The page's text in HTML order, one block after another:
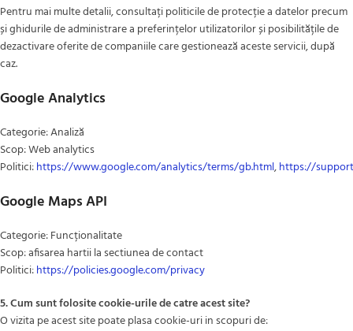
Pentru mai multe detalii, consultați politicile de protecție a datelor precum
și ghidurile de administrare a preferințelor utilizatorilor și posibilitățile de
dezactivare oferite de companiile care gestionează aceste servicii, după
caz.
Google Analytics
Categorie: Analiză
Scop: Web analytics
Politici:https://www.google.com/analytics/terms/gb.html,https://
Google Maps API
Categorie: Funcționalitate
Scop: afisarea hartii la sectiunea de contact
Politici:https://policies.google.com/privacy
5. Cum sunt folosite cookie-urile de catre acest site?
O vizita pe acest site poate plasa cookie-uri in scopuri de: